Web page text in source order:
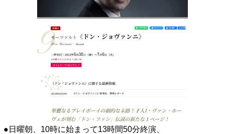
●日曜朝、10時に始まって13時間50分終演、